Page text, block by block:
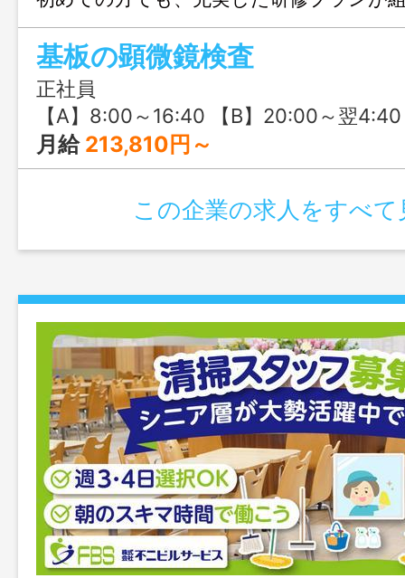
で安心です！
基板の顕微鏡検査
正社員
【A】8:00～16:40 【B】20:00～翌4:40（実働7時間40分） ※4勤2休の交替制です。
月給 213,810円～
この企業の求人をすべて